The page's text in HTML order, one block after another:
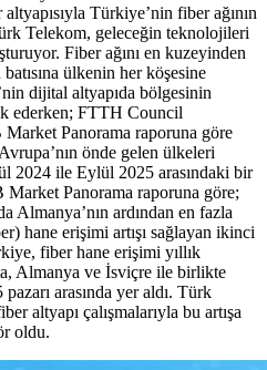
Türkiye’nin fiber ağının
Telekom, geleceğin teknolojileri
Fiber ağını en kuzeyinden
ülkenin her köşesine
dijital altyapıda bölgesinin
ederken; FTTH Council
Market Panorama raporuna göre
önde gelen ülkeleri
2024 ile Eylül 2025 arasındaki bir
Panorama raporuna göre;
Almanya’nın ardından en fazla
hane erişimi artışı sağlayan ikinci
fiber hane erişimi yıllık
Almanya ve İsviçre ile birlikte
arasında yer aldı. Türk
altyapı çalışmalarıyla bu artışa
oldu.